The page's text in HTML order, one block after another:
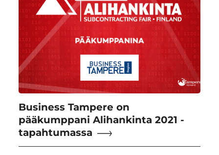
Business Tampere on
pääkumppani Alihankinta 2021 -
tapahtumassa